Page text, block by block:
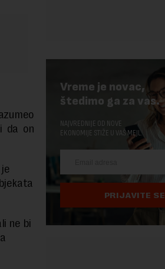
da on
ne bi
Vreme je novac,
štedimo ga za vas.
NAJVREDNIJE OD NOVE
EKONOMIJE STIŽE U VAŠ MEJL.
PRIJAVITE SE